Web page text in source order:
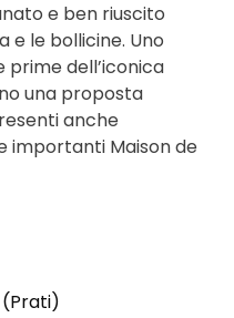
e ben riuscito
e le bollicine. Uno
prime dell’iconica
una proposta
anche
importanti Maison de
(Prati)